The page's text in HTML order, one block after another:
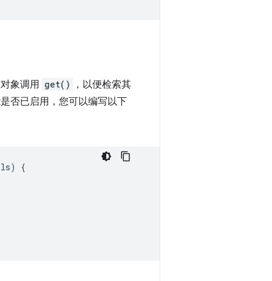
象调用 get()
，以便检索其
否已启用，您可以编写以下
) {